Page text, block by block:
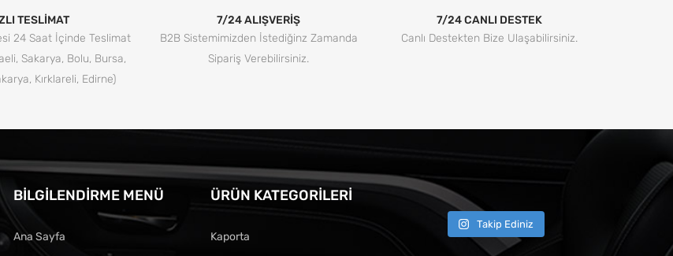
TESLİMAT
24 Saat İçinde Teslimat
Sakarya, Bolu, Bursa,
Kırklareli, Edirne)
7/24 ALIŞVERİŞ
B2B Sistemimizden İstediğinz Zamanda
Sipariş Verebilirsiniz.
7/24 CANLI DESTEK
Canlı Destekten Bize Ulaşabilirsiniz.
BILGILENDIRME MENÜ
Ana Sayfa
ÜRÜN KATEGORILERI
Kaporta
Takip Ediniz